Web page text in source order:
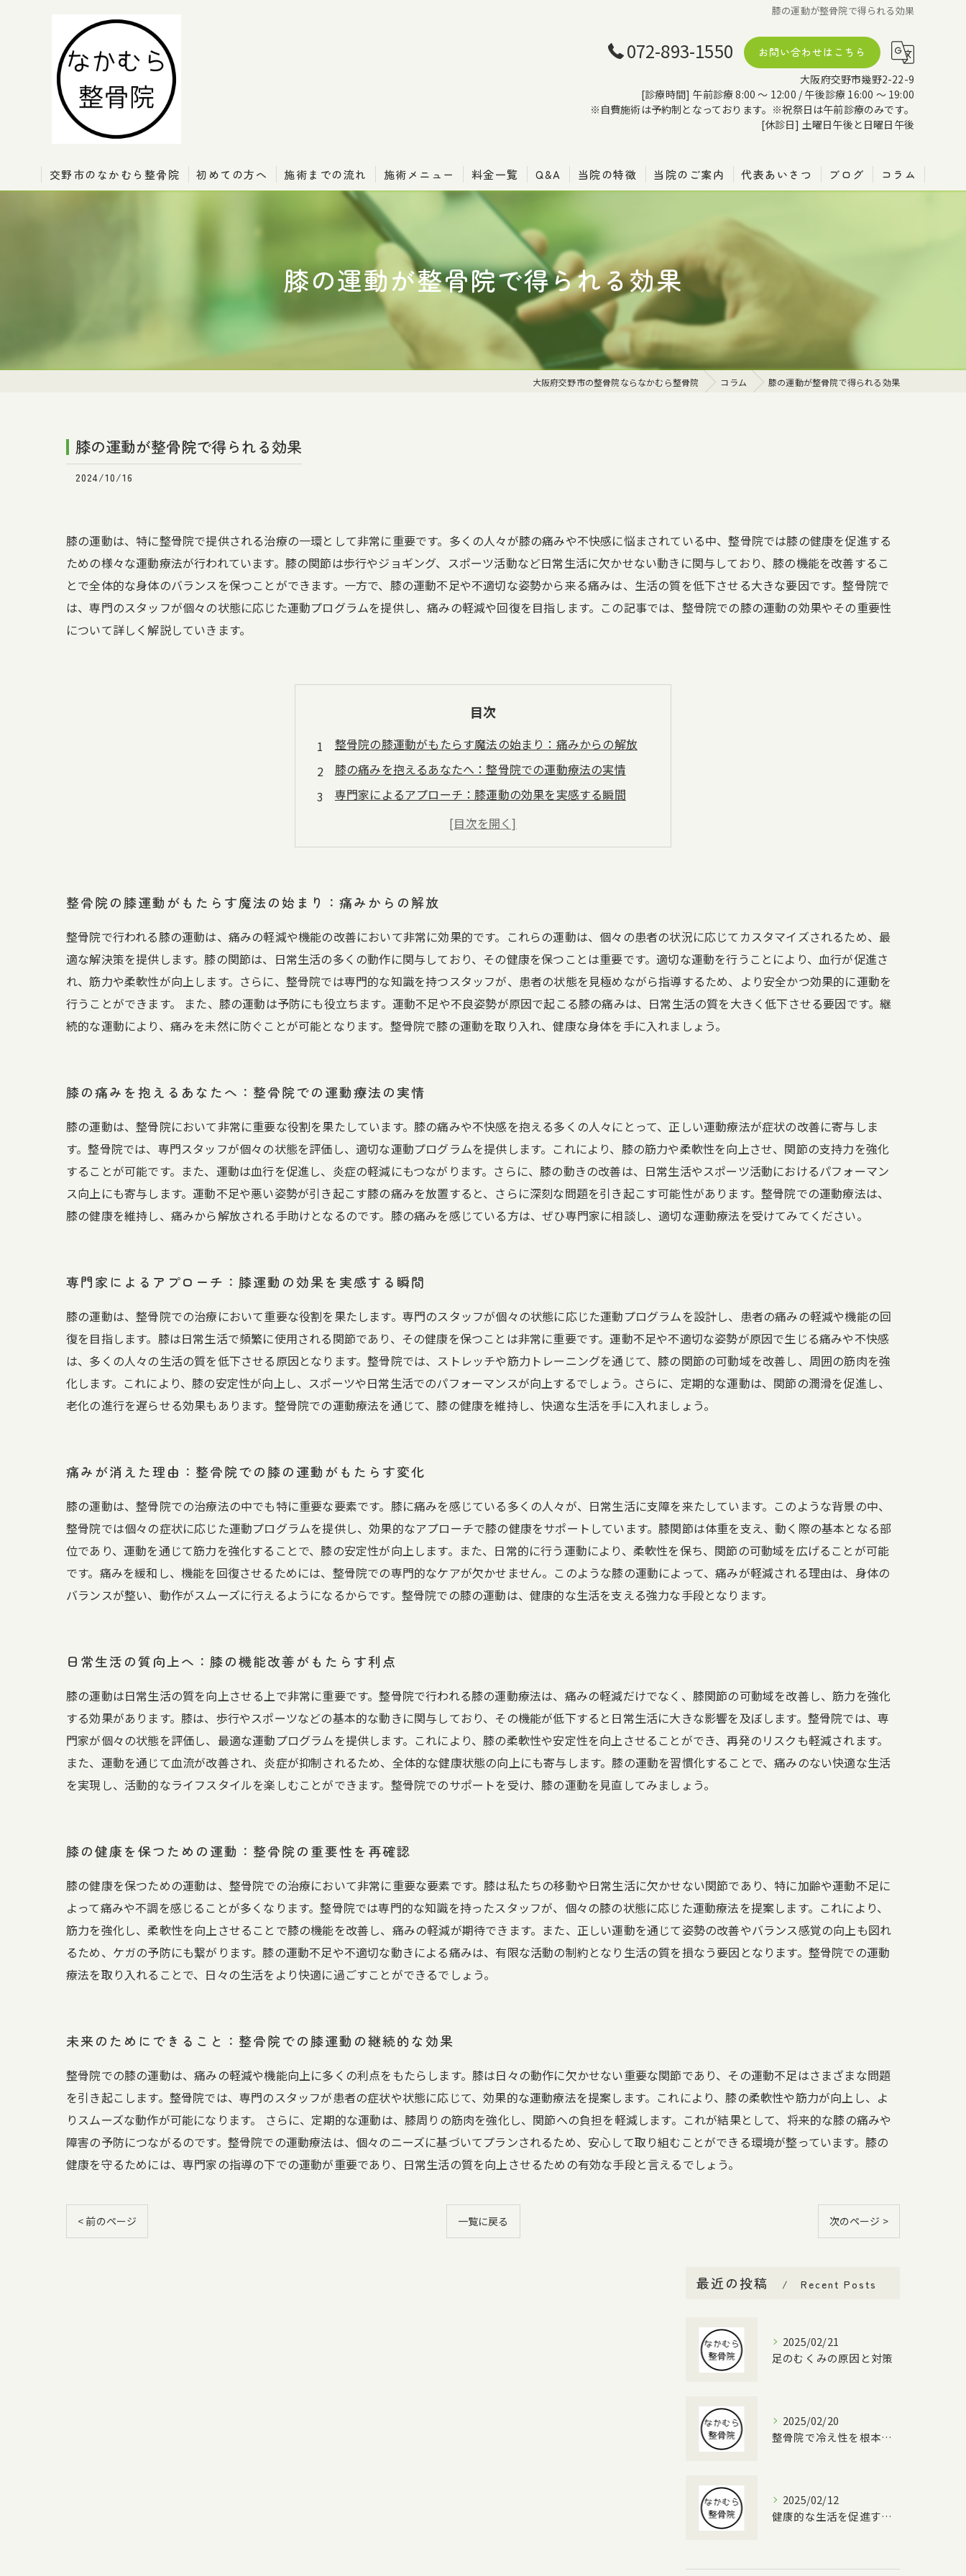
膝の運動が整骨院で得られる効果
072-893-1550
お問い合わせはこちら
大阪府交野市幾野2-22-9
[診療時間] 午前診療 8:00 ～ 12:00 / 午後診療 16:00 ～ 19:00
※自費施術は予約制となっております。※祝祭日は午前診療のみです。
[休診日] 土曜日午後と日曜日午後
交野市のなかむら整骨院 初めての方へ 施術までの流れ 施術メニュー 料金一覧 Q&A 当院の特徴
腰痛
肩こり
交通事故
ポキポキ整体
当院のご案内 代表あいさつ ブログ コラム
膝の運動が整骨院で得られる効果
大阪府交野市の整骨院ならなかむら整骨院 コラム 膝の運動が整骨院で得られる効果
膝の運動が整骨院で得られる効果
2024/10/16
膝の運動は、特に整骨院で提供される治療の一環として非常に重要です。多くの人々が膝の痛みや不快感に悩まされている中、整骨院では膝の健康を促進する
ための様々な運動療法が行われています。膝の関節は歩行やジョギング、スポーツ活動など日常生活に欠かせない動きに関与しており、膝の機能を改善するこ
とで全体的な身体のバランスを保つことができます。一方で、膝の運動不足や不適切な姿勢から来る痛みは、生活の質を低下させる大きな要因です。整骨院で
は、専門のスタッフが個々の状態に応じた運動プログラムを提供し、痛みの軽減や回復を目指します。この記事では、整骨院での膝の運動の効果やその重要性
について詳しく解説していきます。
目次
整骨院の膝運動がもたらす魔法の始まり：痛みからの解放
膝の痛みを抱えるあなたへ：整骨院での運動療法の実情
専門家によるアプローチ：膝運動の効果を実感する瞬間
痛みが消えた理由：整骨院での膝の運動がもたらす変化
日常生活の質向上へ：膝の機能改善がもたらす利点
未来のためにできること：整骨院での膝運動の継続的な効果
整骨院の膝運動がもたらす魔法の始まり：痛みからの解放
整骨院で行われる膝の運動は、痛みの軽減や機能の改善において非常に効果的です。これらの運動は、個々の患者の状況に応じてカスタマイズされるため、最
適な解決策を提供します。膝の関節は、日常生活の多くの動作に関与しており、その健康を保つことは重要です。適切な運動を行うことにより、血行が促進さ
れ、筋力や柔軟性が向上します。さらに、整骨院では専門的な知識を持つスタッフが、患者の状態を見極めながら指導するため、より安全かつ効果的に運動を
行うことができます。 また、膝の運動は予防にも役立ちます。運動不足や不良姿勢が原因で起こる膝の痛みは、日常生活の質を大きく低下させる要因です。継
続的な運動により、痛みを未然に防ぐことが可能となります。整骨院で膝の運動を取り入れ、健康な身体を手に入れましょう。
膝の痛みを抱えるあなたへ：整骨院での運動療法の実情
膝の運動は、整骨院において非常に重要な役割を果たしています。膝の痛みや不快感を抱える多くの人々にとって、正しい運動療法が症状の改善に寄与しま
す。整骨院では、専門スタッフが個々の状態を評価し、適切な運動プログラムを提供します。これにより、膝の筋力や柔軟性を向上させ、関節の支持力を強化
することが可能です。また、運動は血行を促進し、炎症の軽減にもつながります。さらに、膝の動きの改善は、日常生活やスポーツ活動におけるパフォーマン
ス向上にも寄与します。運動不足や悪い姿勢が引き起こす膝の痛みを放置すると、さらに深刻な問題を引き起こす可能性があります。整骨院での運動療法は、
膝の健康を維持し、痛みから解放される手助けとなるのです。膝の痛みを感じている方は、ぜひ専門家に相談し、適切な運動療法を受けてみてください。
専門家によるアプローチ：膝運動の効果を実感する瞬間
膝の運動は、整骨院での治療において重要な役割を果たします。専門のスタッフが個々の状態に応じた運動プログラムを設計し、患者の痛みの軽減や機能の回
復を目指します。膝は日常生活で頻繁に使用される関節であり、その健康を保つことは非常に重要です。運動不足や不適切な姿勢が原因で生じる痛みや不快感
は、多くの人々の生活の質を低下させる原因となります。整骨院では、ストレッチや筋力トレーニングを通じて、膝の関節の可動域を改善し、周囲の筋肉を強
化します。これにより、膝の安定性が向上し、スポーツや日常生活でのパフォーマンスが向上するでしょう。さらに、定期的な運動は、関節の潤滑を促進し、
老化の進行を遅らせる効果もあります。整骨院での運動療法を通じて、膝の健康を維持し、快適な生活を手に入れましょう。
痛みが消えた理由：整骨院での膝の運動がもたらす変化
膝の運動は、整骨院での治療法の中でも特に重要な要素です。膝に痛みを感じている多くの人々が、日常生活に支障を来たしています。このような背景の中、
整骨院では個々の症状に応じた運動プログラムを提供し、効果的なアプローチで膝の健康をサポートしています。膝関節は体重を支え、動く際の基本となる部
位であり、運動を通じて筋力を強化することで、膝の安定性が向上します。また、日常的に行う運動により、柔軟性を保ち、関節の可動域を広げることが可能
です。痛みを緩和し、機能を回復させるためには、整骨院での専門的なケアが欠かせません。このような膝の運動によって、痛みが軽減される理由は、身体の
バランスが整い、動作がスムーズに行えるようになるからです。整骨院での膝の運動は、健康的な生活を支える強力な手段となります。
日常生活の質向上へ：膝の機能改善がもたらす利点
膝の運動は日常生活の質を向上させる上で非常に重要です。整骨院で行われる膝の運動療法は、痛みの軽減だけでなく、膝関節の可動域を改善し、筋力を強化
する効果があります。膝は、歩行やスポーツなどの基本的な動きに関与しており、その機能が低下すると日常生活に大きな影響を及ぼします。整骨院では、専
門家が個々の状態を評価し、最適な運動プログラムを提供します。これにより、膝の柔軟性や安定性を向上させることができ、再発のリスクも軽減されます。
また、運動を通じて血流が改善され、炎症が抑制されるため、全体的な健康状態の向上にも寄与します。膝の運動を習慣化することで、痛みのない快適な生活
を実現し、活動的なライフスタイルを楽しむことができます。整骨院でのサポートを受け、膝の運動を見直してみましょう。
膝の健康を保つための運動：整骨院の重要性を再確認
膝の健康を保つための運動は、整骨院での治療において非常に重要な要素です。膝は私たちの移動や日常生活に欠かせない関節であり、特に加齢や運動不足に
よって痛みや不調を感じることが多くなります。整骨院では専門的な知識を持ったスタッフが、個々の膝の状態に応じた運動療法を提案します。これにより、
筋力を強化し、柔軟性を向上させることで膝の機能を改善し、痛みの軽減が期待できます。また、正しい運動を通じて姿勢の改善やバランス感覚の向上も図れ
るため、ケガの予防にも繋がります。膝の運動不足や不適切な動きによる痛みは、有限な活動の制約となり生活の質を損なう要因となります。整骨院での運動
療法を取り入れることで、日々の生活をより快適に過ごすことができるでしょう。
未来のためにできること：整骨院での膝運動の継続的な効果
整骨院での膝の運動は、痛みの軽減や機能向上に多くの利点をもたらします。膝は日々の動作に欠かせない重要な関節であり、その運動不足はさまざまな問題
を引き起こします。整骨院では、専門のスタッフが患者の症状や状態に応じて、効果的な運動療法を提案します。これにより、膝の柔軟性や筋力が向上し、よ
りスムーズな動作が可能になります。 さらに、定期的な運動は、膝周りの筋肉を強化し、関節への負担を軽減します。これが結果として、将来的な膝の痛みや
障害の予防につながるのです。整骨院での運動療法は、個々のニーズに基づいてプランされるため、安心して取り組むことができる環境が整っています。膝の
健康を守るためには、専門家の指導の下での運動が重要であり、日常生活の質を向上させるための有効な手段と言えるでしょう。
< 前のページ 一覧に戻る 次のページ >
最近の投稿 Recent Posts
2025/02/21
足のむくみの原因と対策
2025/02/20
整骨院で冷え性を根本改善する方法
2025/02/12
健康的な生活を促進する整体